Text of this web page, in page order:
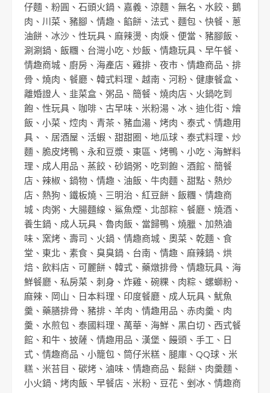
仔麵 、 粉圓 、 石頭火鍋 、 嘉義 、 涼麵 、 無名 、 水餃 、 鵝
肉 、 川菜 、 豬腳 、 情趣 、 餡餅 、 法式 、 麵包 、 快餐 、 蔥
油餅 、 冰沙 、 性玩具 、 麻辣燙 、 肉焿 、 便當 、 豬腳飯 、
涮涮鍋 、 飯糰 、 台灣小吃 、 炒飯 、 情趣玩具 、 早午餐 、
情趣商城 、 廚房 、 海產店 、 雞排 、 夜市 、 情趣商品 、 排
骨 、 燒肉 、 餐廳 、 韓式料理 、 越南 、 河粉 、 健康餐盒 、
離婚證人 、 韭菜盒 、 粥品 、 簡餐 、 燒肉店 、 火鍋吃到
飽 、 性玩具 、 咖啡 、 古早味 、 米粉湯 、 冰 、 迪化街 、 燴
飯 、 小菜 、 焢肉 、 青茶 、 豬血湯 、 烤肉 、 泰式 、 情趣用
具 、、 居酒屋 、 活蝦 、 甜甜圈 、 地瓜球 、 泰式料理 、 炒
麵 、 脆皮烤鴨 、 永和豆漿 、 東區 、 烤鴨 、 小吃 、 海鮮料
理 、 成人用品 、 蒸餃 、 砂鍋粥 、 吃到飽 、 酒館 、 簡餐
店 、 辣椒 、 鍋物 、 情趣 、 油飯 、 牛肉麵 、 甜點 、 熱炒
店 、 熱狗 、 鐵板燒 、 三明治 、 紅豆餅 、 飯糰 、 情趣商
城 、 肉粥 、 大腸麵線 、 鯊魚煙 、 北部粽 、 餐廳 、 燒酒 、
養生鍋 、 成人玩具 、 魯肉飯 、 當歸鴨 、 燒臘 、 加熱滷
味 、 窯烤 、 壽司 、 火鍋 、 情趣商城 、 奧菜 、 乾麵 、 食
堂 、 東北 、 素食 、 臭臭鍋 、 台南 、 情趣 、 麻辣鍋 、 烘
焙 、 飲料店 、 可麗餅 、 韓式 、 藥燉排骨 、 情趣玩具 、 海
鮮餐廳 、 私房菜 、 刺身 、 炸雞 、 碗粿 、 肉粽 、 螺螄粉 、
麻辣 、 岡山 、 日本料理 、 印度餐廳 、 成人玩具 、 魷魚
羹 、 藥膳排骨 、 豬排 、 羊肉 、 情趣用品 、 赤肉羹 、 肉
羹 、 水煎包 、 泰國料理 、 萬華 、 海鮮 、 黑白切 、 西式餐
館 、 和牛 、 披薩 、 情趣用品 、 漢堡 、 饅頭 、 手工 、 日
式 、 情趣商品 、 小籠包 、 筒仔米糕 、 腿庫 、 QQ球 、 米
糕 、 米苔目 、 碳烤 、 滷味 、 情趣商品 、 鬆餅 、 肉羹麵 、
小火鍋 、 烤肉飯 、 早餐店 、 米粉 、 豆花 、 剉冰 、 情趣商